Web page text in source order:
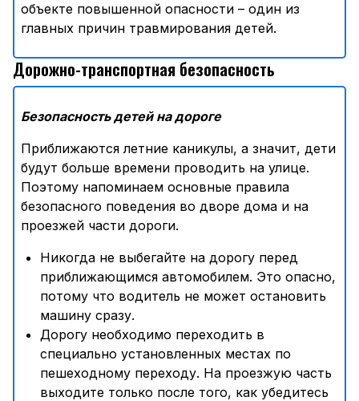
объекте повышенной опасности – один из
главных причин травмирования детей.
Дорожно-транспортная безопасность
Безопасность детей на дороге
Приближаются летние каникулы, а значит, дети
будут больше времени проводить на улице.
Поэтому напоминаем основные правила
безопасного поведения во дворе дома и на
проезжей части дороги.
Никогда не выбегайте на дорогу перед
приближающимся автомобилем. Это опасно,
потому что водитель не может остановить
машину сразу.
Дорогу необходимо переходить в
специально установленных местах по
пешеходному переходу. На проезжую часть
выходите только после того, как убедитесь